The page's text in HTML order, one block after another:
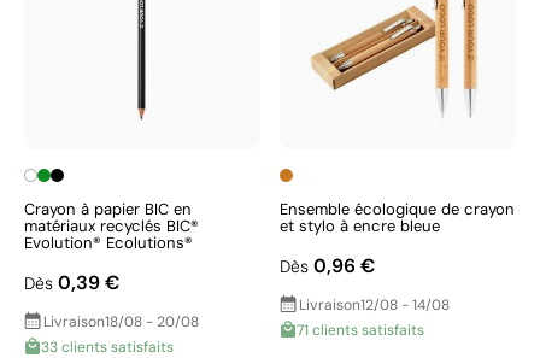
Crayon à papier BIC en
matériaux recyclés BIC®
Evolution® Ecolutions®
Dès 0,39 €
Livraison18/08 - 20/08
33 clients satisfaits
Ensemble écologique de crayon
et stylo à encre bleue
Dès 0,96 €
Livraison12/08 - 14/08
71 clients satisfaits